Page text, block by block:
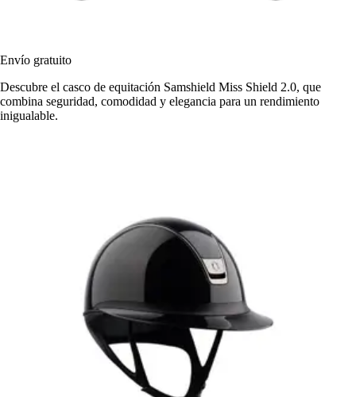
Envío gratuito
Descubre el casco de equitación Samshield Miss Shield 2.0, que
combina seguridad, comodidad y elegancia para un rendimiento
inigualable.